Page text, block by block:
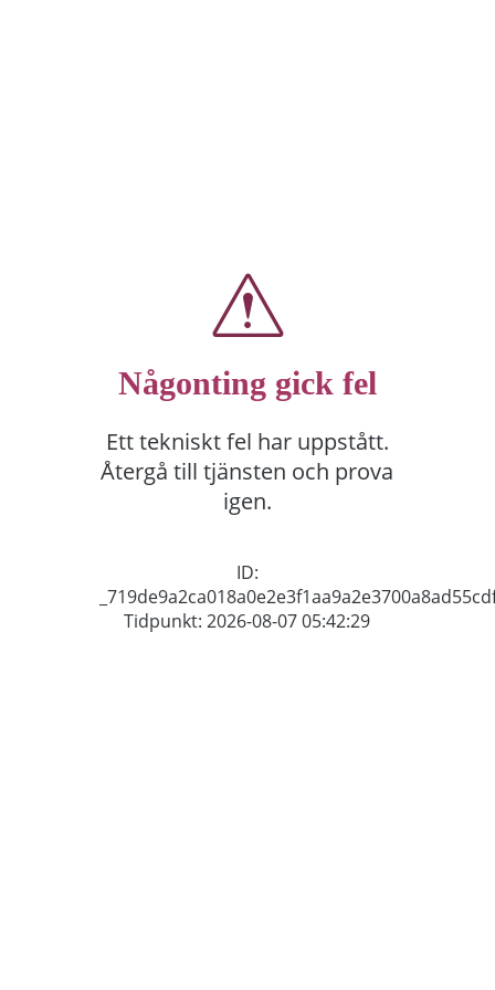
Någonting gick fel
Ett tekniskt fel har uppstått.
Återgå till tjänsten och prova
igen.
ID:
Tidpunkt: 2026-08-07 05:42:29